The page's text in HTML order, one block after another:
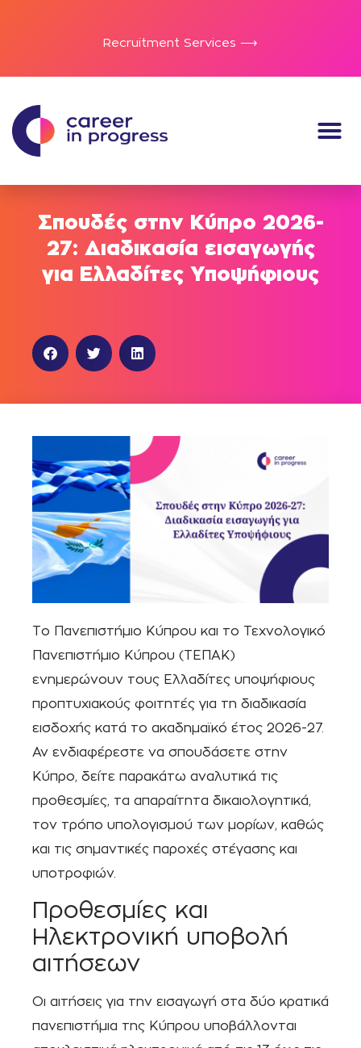
Recruitment Services ⟶
Σπουδές στην Κύπρο 2026-
27: Διαδικασία εισαγωγής
για Ελλαδίτες Υποψήφιους
Το Πανεπιστήμιο Κύπρου και το Τεχνολογικό
Πανεπιστήμιο Κύπρου (ΤΕΠΑΚ)
ενημερώνουν τους Ελλαδίτες υποψήφιους
προπτυχιακούς φοιτητές για τη διαδικασία
εισδοχής κατά το ακαδημαϊκό έτος 2026-27.
Αν ενδιαφέρεστε να σπουδάσετε στην
Κύπρο, δείτε παρακάτω αναλυτικά τις
προθεσμίες, τα απαραίτητα δικαιολογητικά,
τον τρόπο υπολογισμού των μορίων, καθώς
και τις σημαντικές παροχές στέγασης και
υποτροφιών.
Προθεσμίες και
Ηλεκτρονική υποβολή
αιτήσεων
Οι αιτήσεις για την εισαγωγή στα δύο κρατικά
πανεπιστήμια της Κύπρου υποβάλλονται